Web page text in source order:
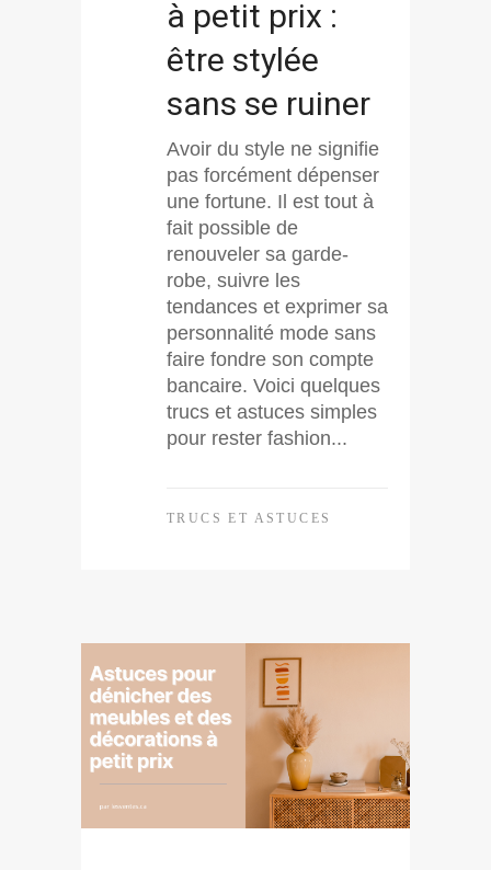
à petit prix :
être stylée
sans se ruiner
Avoir du style ne signifie
pas forcément dépenser
une fortune. Il est tout à
fait possible de
renouveler sa garde-
robe, suivre les
tendances et exprimer sa
personnalité mode sans
faire fondre son compte
bancaire. Voici quelques
trucs et astuces simples
pour rester fashion...
TRUCS ET ASTUCES